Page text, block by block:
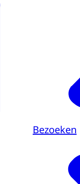
Bezoeken